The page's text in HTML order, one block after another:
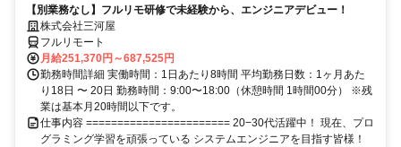
【別業務なし】フルリモ研修で未経験から、エンジニアデビュー！
株式会社三河屋
フルリモート
月給251,370円～687,525円
勤務時間詳細 実働時間：1日あたり8時間 平均勤務日数：1ヶ月あた
り18日 〜 20日 勤務時間：9:00〜18:00（休憩時間 1時間00分） ※残
業は基本月20時間以下です。
仕事内容 ======================= 20−30代活躍中！ 現在、プロ
グラミング学習を頑張っている システムエンジニアを目指す皆様！